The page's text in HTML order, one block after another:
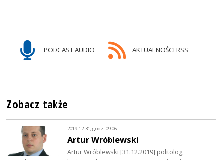
PODCAST AUDIO AKTUALNOŚCI RSS
Zobacz także
2019-12-31, godz. 09:06
Artur Wróblewski
Artur Wróblewski [31.12.2019] politolog,